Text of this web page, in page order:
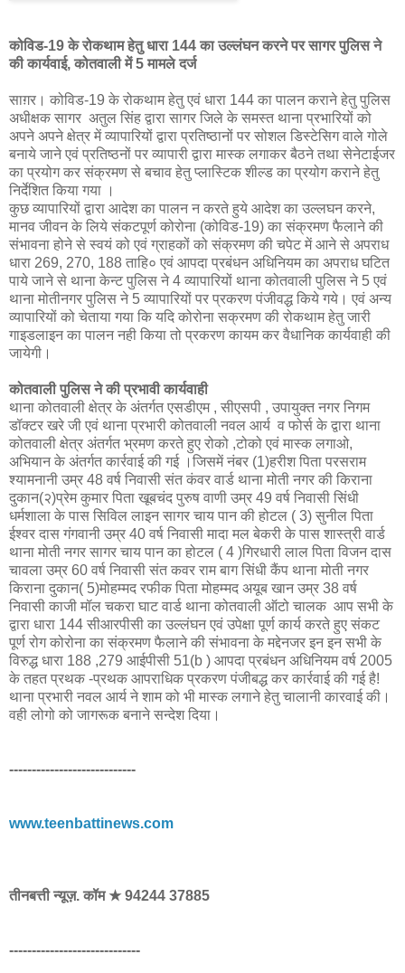
कोविड-19 के रोकथाम हेतु धारा 144 का उल्लंघन करने पर सागर पुलिस ने
की कार्यवाई, कोतवाली में 5 मामले दर्ज
साग़र। कोविड-19 के रोकथाम हेतु एवं धारा 144 का पालन कराने हेतु पुलिस
अधीक्षक सागर अतुल सिंह द्वारा सागर जिले के समस्त थाना प्रभारियों को
अपने अपने क्षेत्र में व्यापारियों द्वारा प्रतिष्ठानों पर सोशल डिस्टेसिग वाले गोले
बनाये जाने एवं प्रतिष्ठनों पर व्यापारी द्वारा मास्क लगाकर बैठने तथा सेनेटाईजर
का प्रयोग कर संक्रमण से बचाव हेतु प्लास्टिक शील्ड का प्रयोग कराने हेतु
निर्देशित किया गया ।
कुछ व्यापारियों द्वारा आदेश का पालन न करते हुये आदेश का उल्लघन करने,
मानव जीवन के लिये संकटपूर्ण कोरोना (कोविड-19) का संक्रमण फैलाने की
संभावना होने से स्वयं को एवं ग्राहकों को संक्रमण की चपेट में आने से अपराध
धारा 269, 270, 188 ताहि० एवं आपदा प्रबंधन अधिनियम का अपराध घटित
पाये जाने से थाना केन्‍ट पुलिस ने 4 व्‍यापारियों थाना कोतवाली पुलिस ने 5 एवं
थाना मोतीनगर पुलिस ने 5 व्‍यापारियों पर प्रकरण पंजीवद्ध किये गये। एवं अन्‍य
व्‍यापारियों को चेताया गया कि यदि कोरोना सक्रमण की रोकथाम हेतु जारी
गाइडलाइन का पालन नही किया तो प्रकरण कायम कर वैधानिक कार्यवाही की
जायेगी।
कोतवाली पुलिस ने की प्रभावी कार्यवाही
थाना कोतवाली क्षेत्र के अंतर्गत एसडीएम , सीएसपी , उपायुक्त नगर निगम
डॉक्टर खरे जी एवं थाना प्रभारी कोतवाली नवल आर्य व फोर्स के द्वारा थाना
कोतवाली क्षेत्र अंतर्गत भ्रमण करते हुए रोको ,टोको एवं मास्क लगाओ,
अभियान के अंतर्गत कार्रवाई की गई ।जिसमें नंबर (1)हरीश पिता परसराम
श्यामनानी उम्र 48 वर्ष निवासी संत कंवर वार्ड थाना मोती नगर की किराना
दुकान(२)प्रेम कुमार पिता खूबचंद पुरुष वाणी उम्र 49 वर्ष निवासी सिंधी
धर्मशाला के पास सिविल लाइन सागर चाय पान की होटल ( 3) सुनील पिता
ईश्वर दास गंगवानी उम्र 40 वर्ष निवासी मादा मल बेकरी के पास शास्त्री वार्ड
थाना मोती नगर सागर चाय पान का होटल ( 4 )गिरधारी लाल पिता विजन दास
चावला उम्र 60 वर्ष निवासी संत कवर राम बाग सिंधी कैंप थाना मोती नगर
किराना दुकान( 5)मोहम्मद रफीक पिता मोहम्मद अयूब खान उम्र 38 वर्ष
निवासी काजी मॉल चकरा घाट वार्ड थाना कोतवाली ऑटो चालक आप सभी के
द्वारा धारा 144 सीआरपीसी का उल्लंघन एवं उपेक्षा पूर्ण कार्य करते हुए संकट
पूर्ण रोग कोरोना का संक्रमण फैलाने की संभावना के मद्देनजर इन इन सभी के
विरुद्ध धारा 188 ,279 आईपीसी 51(b ) आपदा प्रबंधन अधिनियम वर्ष 2005
के तहत प्रथक -प्रथक आपराधिक प्रकरण पंजीबद्ध कर कार्रवाई की गई है!
थाना प्रभारी नवल आर्य ने शाम को भी मास्क लगाने हेतु चालानी कारवाई की।
वही लोगो को जागरूक बनाने सन्देश दिया।
----------------------------
www.teenbattinews.com
तीनबत्ती न्यूज़. कॉम ★ 94244 37885
-----------------------------